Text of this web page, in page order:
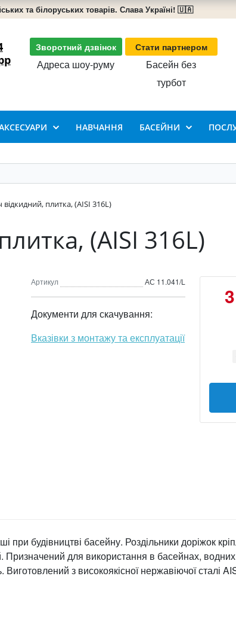
та білоруських товарів. Слава Україні! 🇺🇦
Зворотний дзвінок Стати партнером
Адреса шоу-руму
Басейн без
турбот
НАВЧАННЯ БАСЕЙНИ
плитка, (AISI 316L)
(AISI 316L)
Артикул АС 11.041/L
Документи для скачування:
Вказівки з монтажу та експлуатації
при будівництві басейну. Роздільники доріжок
для використання в басейнах, водних
з високоякісної нержавіючої сталі